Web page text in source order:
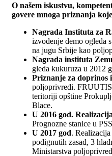
O našem iskustvu,
govere mnoga priznanja
Nagrada Instituta za
izvođenje demo ogleda
na jugu Srbije kao
Nagrada instituta
gleda kukuruza u 2012
Priznanje za doprinos
poljoprivredi. FRUUTIS
teritoriji opštine
Blace.
U 2016 god.
Prognozne stanice u
U 2017 god.
podignutih zasad, 3
Ministarstva